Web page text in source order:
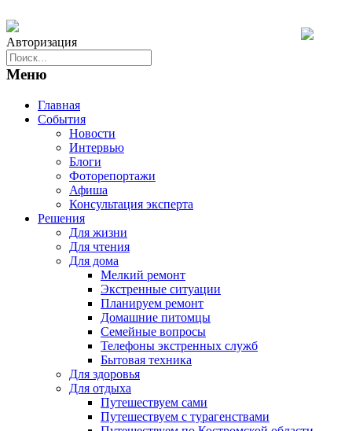
Авторизация
Меню
Главная
События
Новости
Интервью
Блоги
Фоторепортажи
Афиша
Консультация эксперта
Решения
Для жизни
Для чтения
Для дома
Мелкий ремонт
Экстренные ситуации
Планируем ремонт
Домашние питомцы
Семейные вопросы
Телефоны экстренных служб
Бытовая техника
Для здоровья
Для отдыха
Путешествуем сами
Путешествуем с турагенствами